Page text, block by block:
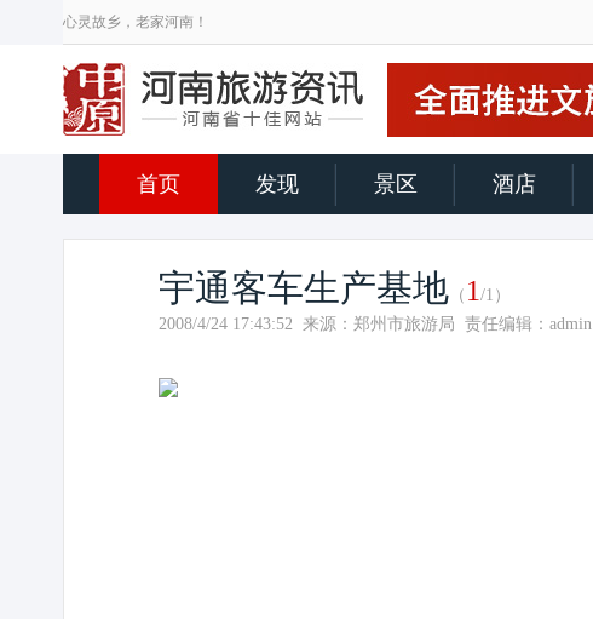
心灵故乡，老家河南！
首页 发现 景区 酒店
宇通客车生产基地 （ 1 /1）
2008/4/24 17:43:52 来源：郑州市旅游局 责任编辑：admin